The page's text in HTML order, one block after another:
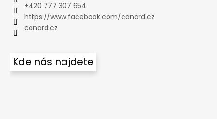
+420 777 307 654
https://www.facebook.com/canard.cz
canard.cz
Kde nás najdete